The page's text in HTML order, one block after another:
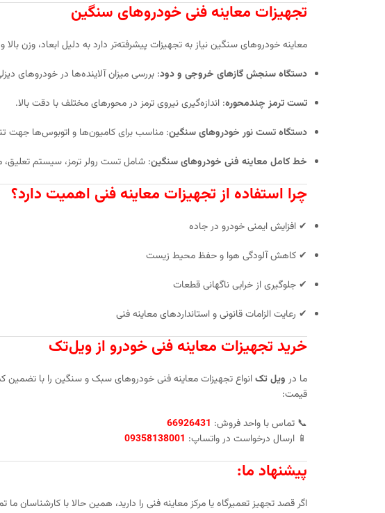
تجهیزات معاینه فنی خودروهای سنگین
معاینه خودروهای سنگین نیاز به تجهیزات پیشرفته‌تر دارد به دلیل ابعاد، وزن
دستگاه سنجش گازهای خروجی و دود: بررسی میزان آلاینده‌ها در خودروهای
تست ترمز چندمحوره: اندازه‌گیری نیروی ترمز در محورهای مختلف با دقت بالا.
دستگاه تست نور خودروهای سنگین: مناسب برای کامیون‌ها و اتوبوس‌ها جهت
خط کامل معاینه فنی خودروهای سنگین: شامل تست رولر ترمز، سیستم تعلیق،
چرا استفاده از تجهیزات معاینه فنی اهمیت دارد؟
✔ افزایش ایمنی خودرو در جاده
✔ کاهش آلودگی هوا و حفظ محیط زیست
✔ جلوگیری از خرابی ناگهانی قطعات
✔ رعایت الزامات قانونی و استانداردهای معاینه فنی
خرید تجهیزات معاینه فنی خودرو از ویل‌تک
ما در ویل تکانواع تجهیزات معاینه فنی خودروهای سبک و سنگین را با تضمین
قیمت:
📞 تماس با واحد فروش: 66926431
📱 ارسال درخواست در واتساپ: 09358138001
پیشنهاد ما:
اگر قصد تجهیز تعمیرگاه یا مرکز معاینه فنی را دارید، همین حالا با